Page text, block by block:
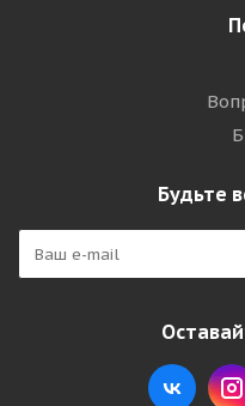
Будьте